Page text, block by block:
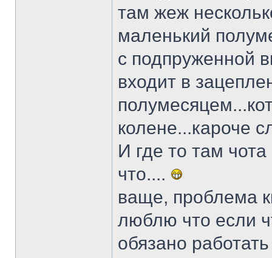
там жеж
маленький
с подпруженной
входит в
колене...кароче
И где то там
что....
ваще, проблема
люблю что если
обязано